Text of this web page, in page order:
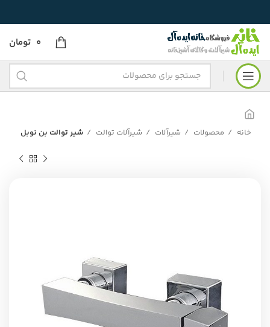
0 تومان
خانه محصولات شیرآلات شیرآلات توالت شیر توالت بن نوبل